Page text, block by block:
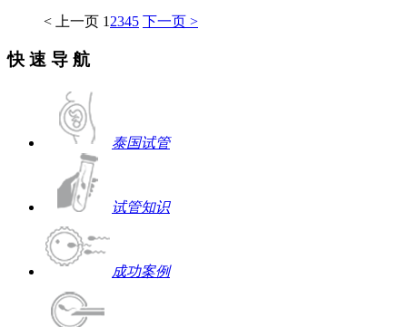
< 上一页 1 2345 下一页 >
快 速 导 航
泰国试管
试管知识
成功案例